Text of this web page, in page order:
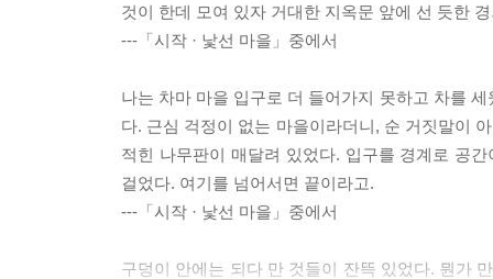
것이 한데 모여 있자 거대한 지옥문 앞에 선 듯한
---「시작 · 낯선 마을」중에서
나는 차마 마을 입구로 더 들어가지 못하고 차를
다. 근심 걱정이 없는 마을이라더니, 순 거짓말이
적힌 나무판이 매달려 있었다. 입구를 경계로 공
걸었다. 여기를 넘어서면 끝이라고.
---「시작 · 낯선 마을」중에서
구덩이 안에는 되다 만 것들이 잔뜩 있었다. 뭔가